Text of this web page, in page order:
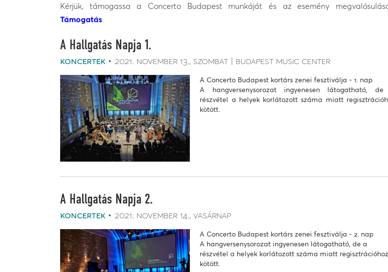
Kérjük, támogassa a Concerto Budapest munkáját és az esemény
Támogatás
A Hallgatás Napja 1.
koncertek 2021. november 13. szombat budapest music center
A Concerto Budapest kortárs zenei fesztiválja - 1. nap
A hangversenysorozat ingyenesen látogatható,
részvétel a helyek korlátozott száma miatt
kötött.
A Hallgatás Napja 2.
koncertek 2021. november 14. vasárnap
A Concerto Budapest kortárs zenei fesztiválja - 2. nap
A hangversenysorozat ingyenesen látogatható, de a
részvétel a helyek korlátozott száma miatt regisztrációhoz
kötött.